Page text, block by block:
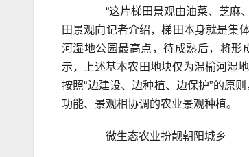
“这片梯田景观由油菜、芝麻、
田景观向记者介绍，梯田本身就是集
河湿地公园最高点，待成熟后，将形
示，上述基本农田地块仅为温榆河湿
按照“边建设、边种植、边保护”的原
功能、景观相协调的农业景观种植。
微生态农业扮靓朝阳城乡